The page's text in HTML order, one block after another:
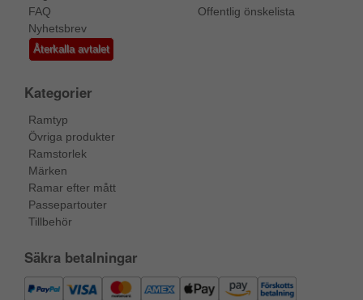
FAQ
Nyhetsbrev
Återkalla avtalet
Offentlig önskelista
Kategorier
Ramtyp
Övriga produkter
Ramstorlek
Märken
Ramar efter mått
Passepartouter
Tillbehör
Säkra betalningar